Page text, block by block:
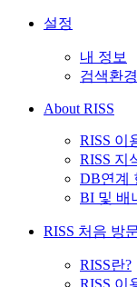
설정
내 정보
검색환
About RISS
RISS 이
RISS 지
DB연계
BI 및 배
RISS 처음 방
RISS란?
RISS 이